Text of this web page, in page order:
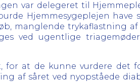
var delegeret til
Hjemmesygeplejen have
manglende trykaflastning
ved ugentlige
for at de kunne vurdere det
af såret ved nyopståede